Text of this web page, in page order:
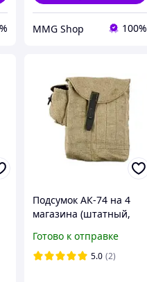
MMG Shop 100%
Подсумок АК-74 на 4
магазина (штатный,
Готово к отправке
5.0 (2)